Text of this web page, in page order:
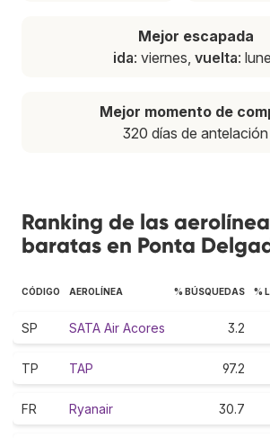
Mejor escapada
ida: viernes, vuelta:
Mejor momento de
320 días de antelación
Ranking de las
baratas en Ponta
CÓDIGO AEROLÍNEA % BÚSQUEDAS %
SP SATA Air Acores 3.2
TP TAP 97.2
FR Ryanair 30.7